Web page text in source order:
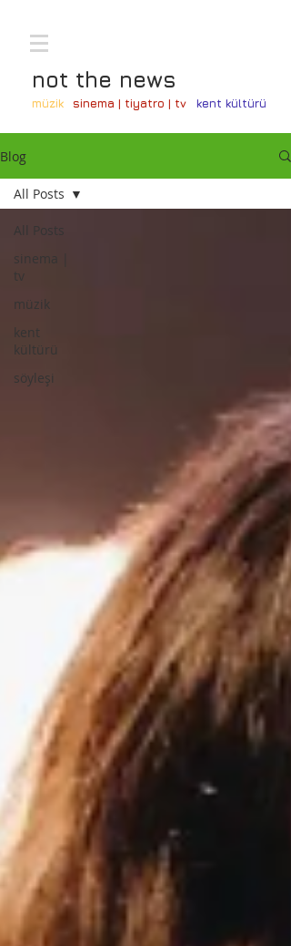
not the news
müzik sinema | tiyatro | tv kent kültürü
Blog
All Posts
sinema |
tv
müzik
kent
kültürü
söyleşi
All Posts